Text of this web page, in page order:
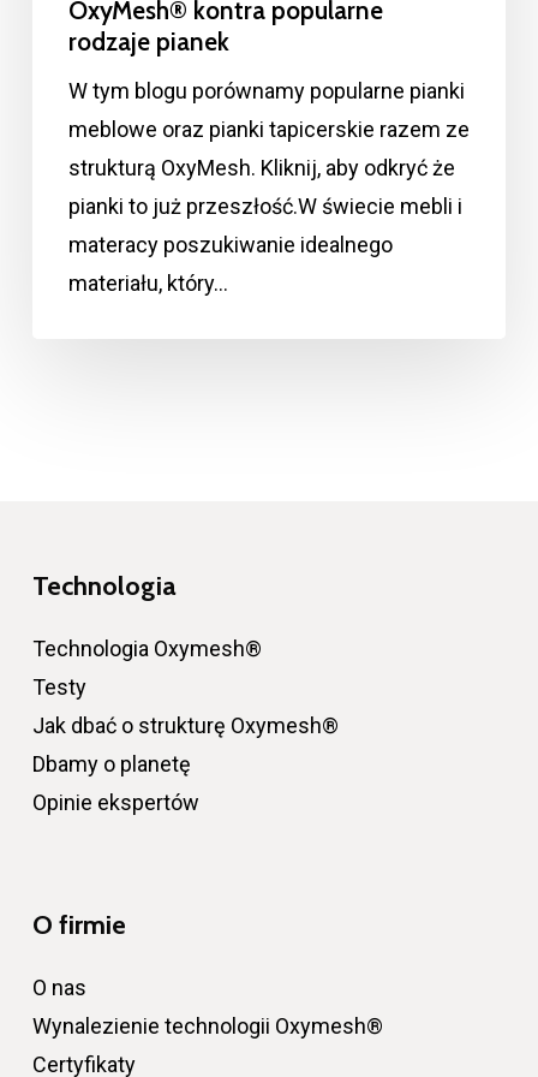
OxyMesh® kontra popularne
rodzaje pianek
W tym blogu porównamy popularne pianki
meblowe oraz pianki tapicerskie razem ze
strukturą OxyMesh. Kliknij, aby odkryć że
pianki to już przeszłość.W świecie mebli i
materacy poszukiwanie idealnego
materiału, który…
Technologia
Technologia Oxymesh®
Testy
Jak dbać o strukturę Oxymesh®
Dbamy o planetę
Opinie ekspertów
O firmie
O nas
Wynalezienie technologii Oxymesh®
Certyfikaty